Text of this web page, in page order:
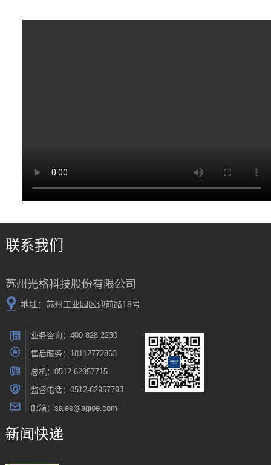
联系我们
苏州光格科技股份有限公司
地址：苏州工业园区迎前路18号
业务咨询：400-828-2230
售后服务：18112772863
总机：0512-62957715
监督电话：0512-62957793
邮箱：sales@agioe.com
新闻快递